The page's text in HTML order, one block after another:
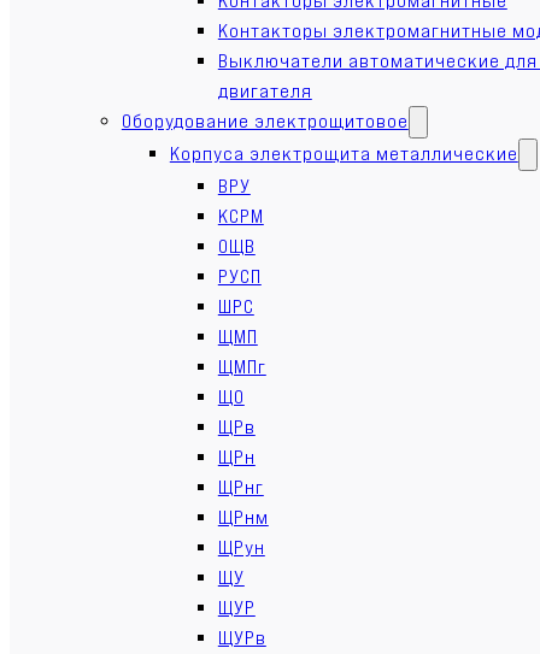
Контакторы электромагнитные
Выключатели автоматические
двигателя
Оборудование электрощитовое
Корпуса электрощита металлические
ВРУ
КСРМ
ОЩВ
РУСП
ШРС
ЩМП
ЩМПг
ЩО
ЩРв
ЩРн
ЩРнг
ЩРнм
ЩРун
ЩУ
ЩУР
ЩУРв